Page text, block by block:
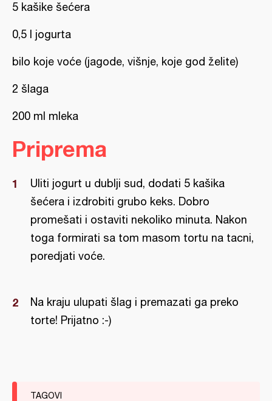
5 kašike šećera
0,5 l jogurta
bilo koje voće (jagode, višnje, koje god želite)
2 šlaga
200 ml mleka
Priprema
Uliti jogurt u dublji sud, dodati 5 kašika
šećera i izdrobiti grubo keks. Dobro
promešati i ostaviti nekoliko minuta. Nakon
toga formirati sa tom masom tortu na tacni,
poredjati voće.
Na kraju ulupati šlag i premazati ga preko
torte! Prijatno :-)
TAGOVI